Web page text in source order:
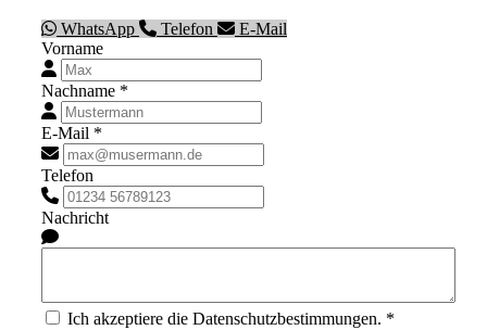
WhatsApp Telefon
E-Mail
Vorname
Nachname *
E-Mail *
Telefon
Nachricht
Ich akzeptiere die Datenschutzbestimmungen. *